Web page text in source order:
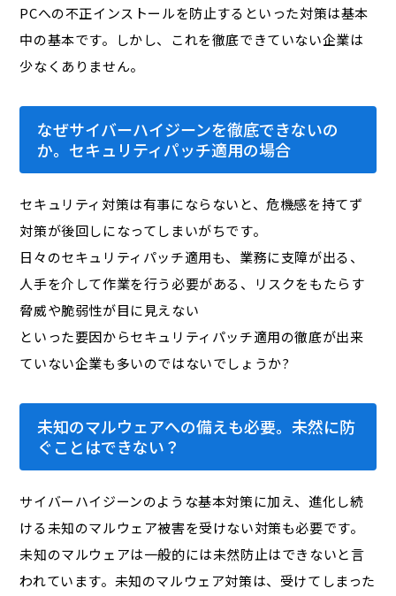
PCへの不正インストールを防止するといった対策は基本
中の基本です。しかし、これを徹底できていない企業は
少なくありません。
なぜサイバーハイジーンを徹底できないの
か。セキュリティパッチ適用の場合
セキュリティ対策は有事にならないと、危機感を持てず
対策が後回しになってしまいがちです。
日々のセキュリティパッチ適用も、業務に支障が出る、
人手を介して作業を行う必要がある、リスクをもたらす
脅威や脆弱性が目に見えない
といった要因からセキュリティパッチ適用の徹底が出来
ていない企業も多いのではないでしょうか?
未知のマルウェアへの備えも必要。未然に防
ぐことはできない？
サイバーハイジーンのような基本対策に加え、進化し続
ける未知のマルウェア被害を受けない対策も必要です。
未知のマルウェアは一般的には未然防止はできないと言
われています。未知のマルウェア対策は、受けてしまった